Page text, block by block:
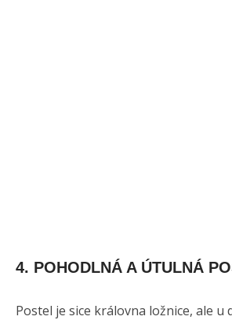
4. POHODLNÁ A ÚTULNÁ
Postel je sice královna ložnice, ale u